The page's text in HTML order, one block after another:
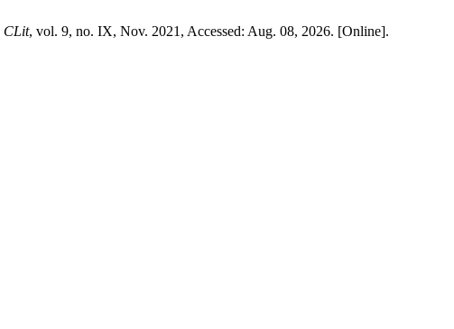
CLit, vol. 9, no. IX, Nov. 2021, Accessed: Aug. 08, 2026. [Online].